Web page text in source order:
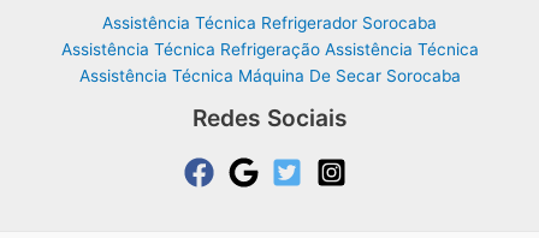
Assistência Técnica Refrigerador Sorocaba
Assistência Técnica Refrigeração Assistência Técnica
Assistência Técnica Máquina De Secar Sorocaba
Redes Sociais